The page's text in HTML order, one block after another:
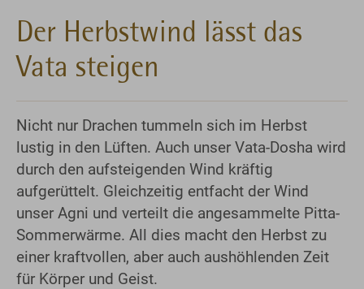
Der Herbstwind lässt das
Vata steigen
Nicht nur Drachen tummeln sich im Herbst
lustig in den Lüften. Auch unser Vata-Dosha wird
durch den aufsteigenden Wind kräftig
aufgerüttelt. Gleichzeitig entfacht der Wind
unser Agni und verteilt die angesammelte Pitta-
Sommerwärme. All dies macht den Herbst zu
einer kraftvollen, aber auch aushöhlenden Zeit
für Körper und Geist.